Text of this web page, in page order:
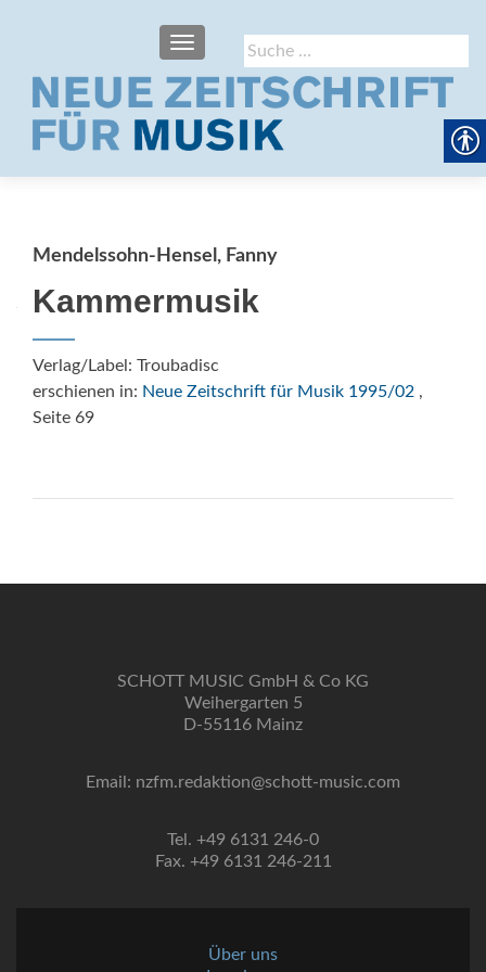
Suche
nach:
SCHALTE NAVIGATION
Mendelssohn-Hensel, Fanny
Kammermusik
Verlag/Label: Troubadisc
erschienen in: Neue Zeitschrift für Musik 1995/02 ,
Seite 69
SCHOTT MUSIC GmbH & Co KG
Weihergarten 5
D-55116 Mainz
Email: nzfm.redaktion@schott-music.com
Tel. +49 6131 246-0
Fax. +49 6131 246-211
Über uns